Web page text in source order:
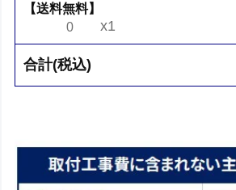
【送料無料】
0
x1
合計(税込)